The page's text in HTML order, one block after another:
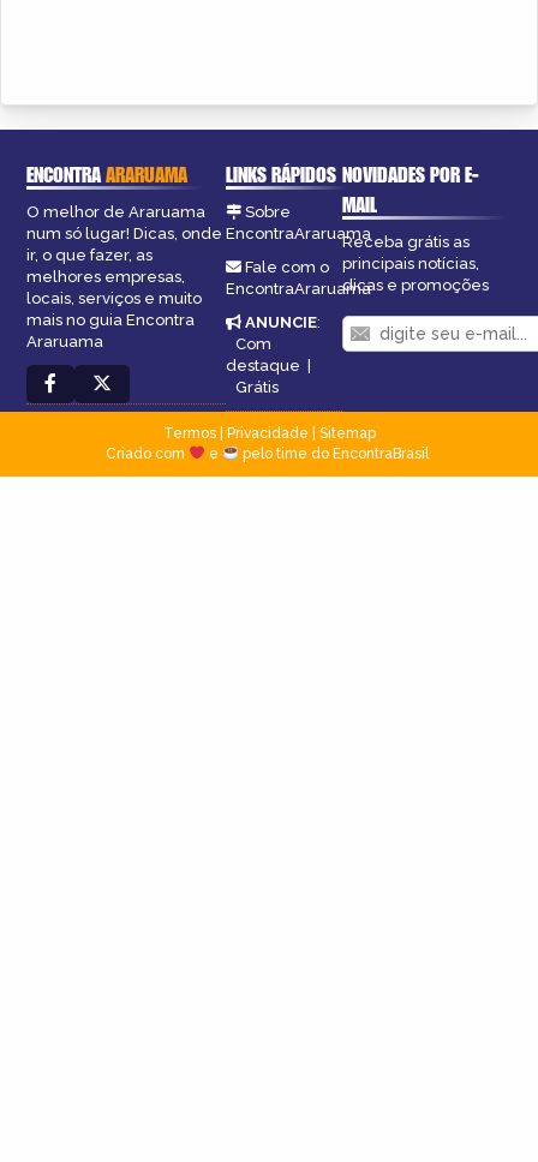
ENCONTRAARARUAMA
O melhor de Araruama
num só lugar! Dicas, onde
ir, o que fazer, as
melhores empresas,
locais, serviços e muito
mais no guia Encontra
Araruama
LINKS RÁPIDOS
Sobre
EncontraAraruama
Fale com o
EncontraAraruama
ANUNCIE:
Com
destaque |
Grátis
NOVIDADES POR E-
MAIL
Receba grátis as
principais notícias,
dicas e promoções
Termos| Privacidade
Sitemap
Criado com
e pelo time do EncontraBrasil